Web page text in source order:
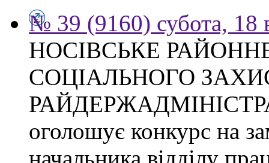
№ 39 (9160) субота, 18
НОСІВСЬКЕ
СОЦІАЛЬНОГО
оголошує конкурс на
начальника відділу